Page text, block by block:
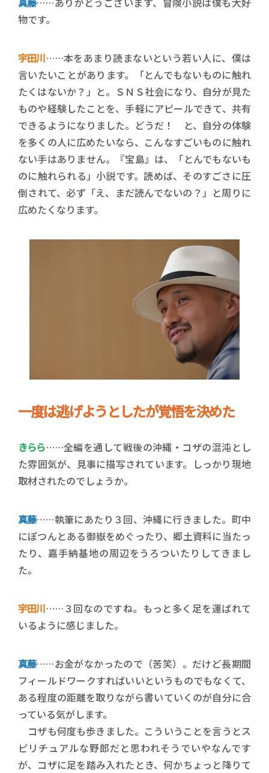
物です。
宇田川……本をあまり読まないという若い人に、僕は
言いたいことがあります。「とんでもないものに触れ
たくはないか？」と。ＳＮＳ社会になり、自分が見た
ものや経験したことを、手軽にアピールできて、共有
できるようになりました。どうだ！ と、自分の体験
を多くの人に広めたいなら、こんなすごいものに触れ
ない手はありません。『宝島』は、「とんでもないも
のに触れられる」小説です。読めば、そのすごさに圧
倒されて、必ず「え、まだ読んでないの？」と周りに
広めたくなります。
一度は逃げようとしたが覚悟を決めた
きらら……全編を通して戦後の沖縄・コザの混沌とし
た雰囲気が、見事に描写されています。しっかり現地
取材されたのでしょうか。
真藤……執筆にあたり３回、沖縄に行きました。町中
にぽつんとある御嶽をめぐったり、郷土資料に当たっ
たり、嘉手納基地の周辺をうろついたりしてきまし
た。
宇田川……３回なのですね。もっと多く足を運ばれて
いるように感じました。
真藤……お金がなかったので（苦笑）。だけど長期間
フィールドワークすればいいというものでもなくて、
ある程度の距離を取りながら書いていくのが自分に合
っている気がします。
コザも何度も歩きました。こういうことを言うとス
ピリチュアルな野郎だと思われそうでいやなんです
が、コザに足を踏み入れたとき、何かちょっと降りて